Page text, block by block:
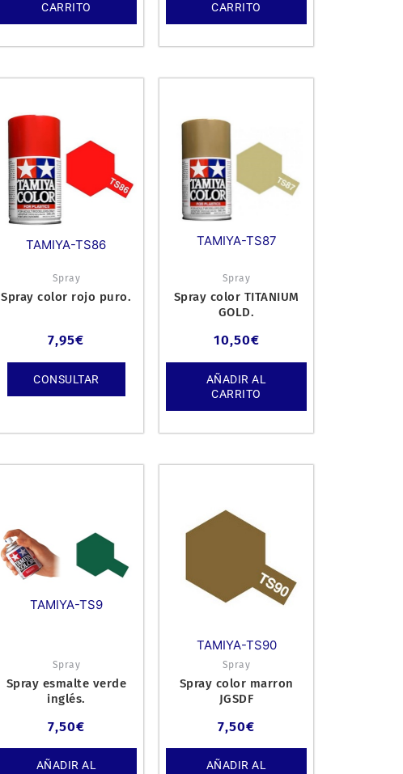
CARRITO
CARRITO
TAMIYA-TS86
Spray
Spray color rojo puro.
7,95€
CONSULTAR
TAMIYA-TS87
Spray
Spray color TITANIUM
GOLD.
10,50€
AÑADIR AL
CARRITO
TAMIYA-TS9
Spray
Spray esmalte verde
inglés.
7,50€
AÑADIR AL
TAMIYA-TS90
Spray
Spray color marron
JGSDF
7,50€
AÑADIR AL